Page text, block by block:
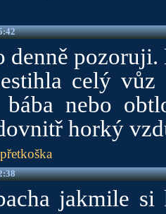
denně
celý
bába nebo
horký
jakmile si